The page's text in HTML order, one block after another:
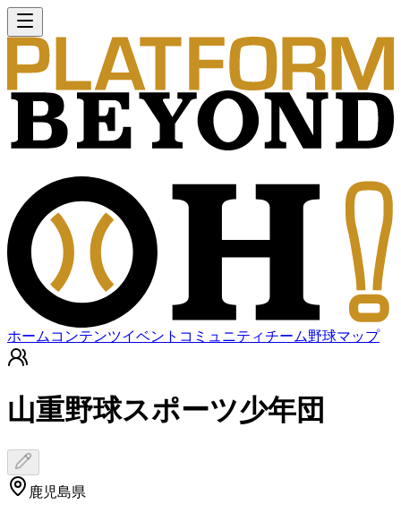
ホーム コンテンツイベント コミュニティチーム野球マップ
山重野球スポーツ少年団
鹿児島県